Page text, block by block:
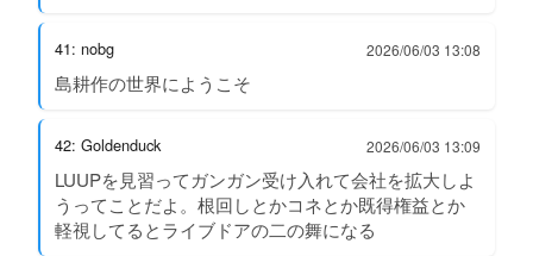
41: nobg 2026/06/03 13:08
島耕作の世界にようこそ
42: Goldenduck 2026/06/03 13:09
LUUPを見習ってガンガン受け入れて会社を拡大しよ
うってことだよ。根回しとかコネとか既得権益とか
軽視してるとライブドアの二の舞になる